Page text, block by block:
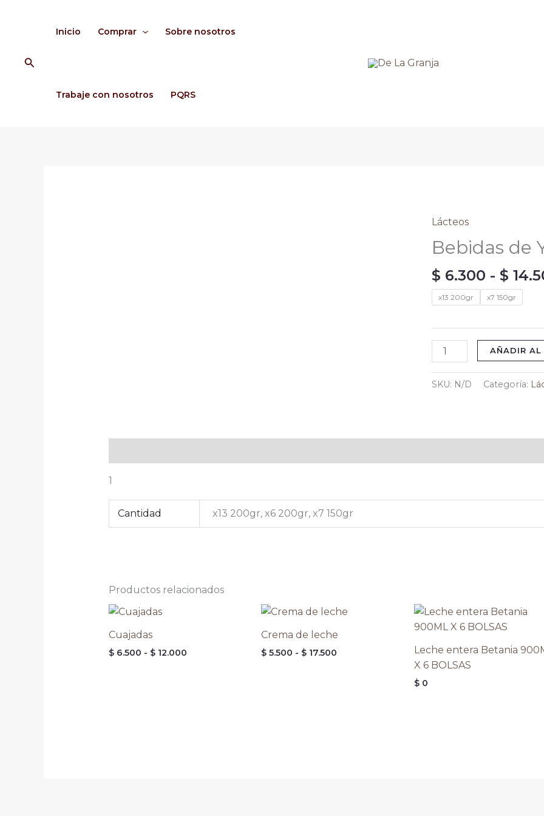
Buscar
Inicio Comprar Sobre nosotros
Trabaje con nosotros PQRS
Lácteos
Bebidas de
$ 6.300 - $
x13 200gr x7 150gr
Bebidas
de
Yogurt
cantidad
AÑADIR AL
SKU: N/D Categoría:
1
Cantidad x13 200gr, x6 200gr, x7 150gr
Productos relacionados
Cuajadas
$6.500 - $12.000$ 6.500
Crema de leche
$ 5.500 - $ 17.500
Rango
precios:
desde
Leche entera Betania
X 6 BOLSAS
$ 0